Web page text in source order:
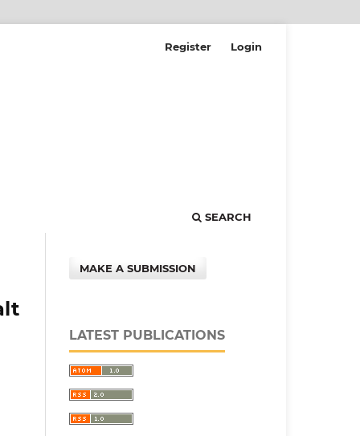
SEARCH
Register Login
MAKE A SUBMISSION
LATEST PUBLICATIONS